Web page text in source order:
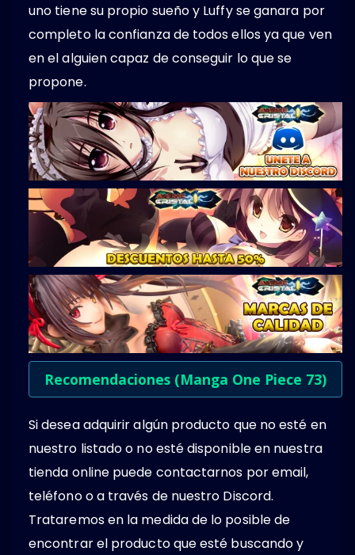
uno tiene su propio sueño y Luffy se ganara por
completo la confianza de todos ellos ya que ven
en el alguien capaz de conseguir lo que se
propone.
Recomendaciones (Manga One Piece 73)
Si desea adquirir algún producto que no esté en
nuestro listado o no esté disponible en nuestra
tienda online puede contactarnos por email,
teléfono o a través de nuestro Discord.
Trataremos en la medida de lo posible de
encontrar el producto que esté buscando y